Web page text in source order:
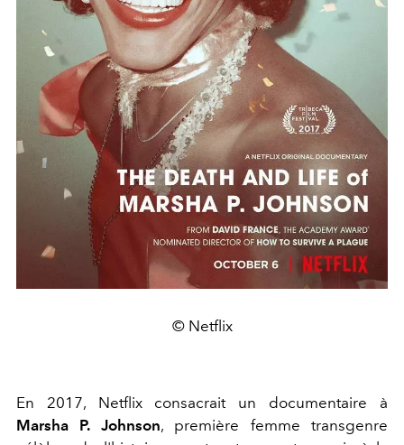
© Netflix
En 2017, Netflix consacrait un documentaire à
Marsha P. Johnson, première femme transgenre